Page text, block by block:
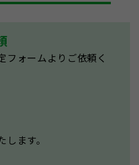
フォームよりご依頼く
ます。